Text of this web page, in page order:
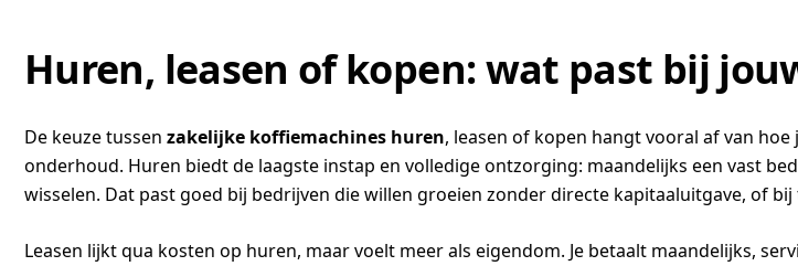
Huren, leasen of kopen: wat past bij
De keuze tussen zakelijke koffiemachines huren, leasen of kopen hangt vooral af van
onderhoud. Huren biedt de laagste instap en volledige ontzorging: maandelijks een vast
wisselen. Dat past goed bij bedrijven die willen groeien zonder directe kapitaaluitgave, of
Leasen lijkt qua kosten op huren, maar voelt meer als eigendom. Je betaalt maandelijks,